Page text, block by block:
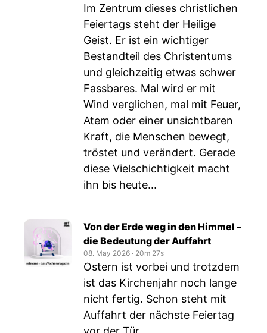
Im Zentrum dieses christlichen
Feiertags steht der Heilige
Geist. Er ist ein wichtiger
Bestandteil des Christentums
und gleichzeitig etwas schwer
Fassbares. Mal wird er mit
Wind verglichen, mal mit Feuer,
Atem oder einer unsichtbaren
Kraft, die Menschen bewegt,
tröstet und verändert. Gerade
diese Vielschichtigkeit macht
ihn bis heute...
Von der Erde weg in den Himmel –
die Bedeutung der Auffahrt
08. May 2026 ‧ 20m 27s
Ostern ist vorbei und trotzdem
ist das Kirchenjahr noch lange
nicht fertig. Schon steht mit
Auffahrt der nächste Feiertag